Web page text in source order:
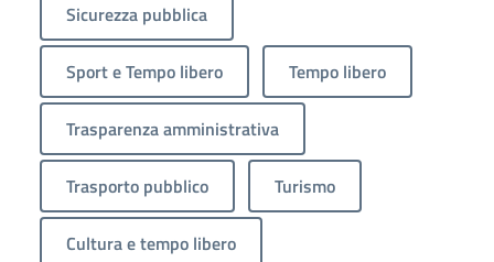
Sicurezza pubblica
Sport e Tempo libero Tempo libero
Trasparenza amministrativa
Trasporto pubblico Turismo
Cultura e tempo libero